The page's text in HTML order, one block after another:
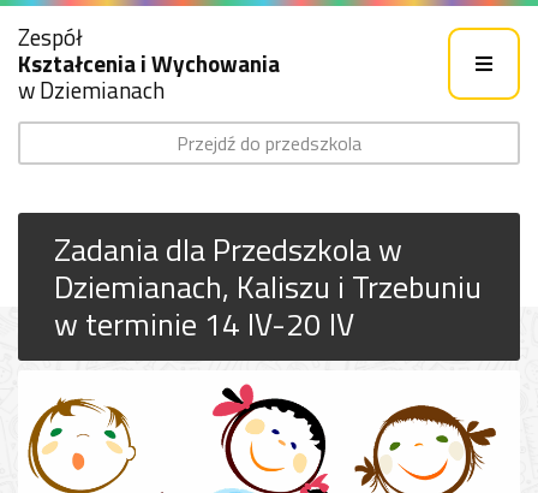
Zespół
Kształcenia i Wychowania
w Dziemianach
Przejdź do przedszkola
Zadania dla Przedszkola w
Dziemianach, Kaliszu i Trzebuniu
w terminie 14 IV-20 IV